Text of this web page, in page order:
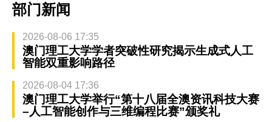
部门新闻
2026-08-06 17:35
澳门理工大学学者突破性研究揭示生成式人工
智能双重影响路径
2026-08-04 17:36
澳门理工大学举行“第十八届全澳资讯科技大赛
–人工智能创作与三维编程比赛”颁奖礼